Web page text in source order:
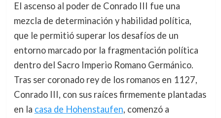
El ascenso al poder de Conrado III fue una
mezcla de determinación y habilidad política,
que le permitió superar los desafíos de un
entorno marcado por la fragmentación política
dentro del Sacro Imperio Romano Germánico.
Tras ser coronado rey de los romanos en 1127,
Conrado III, con sus raíces firmemente plantadas
en la casa de Hohenstaufen, comenzó a